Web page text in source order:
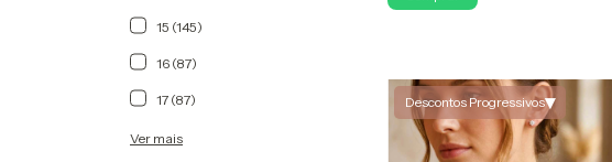
15 (145)
16 (87)
17 (87)
Ver mais
Descontos Progressivos▾